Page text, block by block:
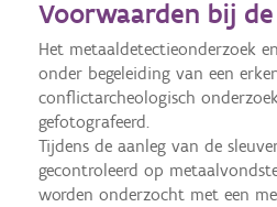
Informatie Vlaanderen
i
+ −
Voorwaarden bij de
Het metaaldetectieonderzoek
onder begeleiding van een
conflictarcheologisch
gefotografeerd.
Tijdens de aanleg van de
gecontroleerd op
worden onderzocht met een